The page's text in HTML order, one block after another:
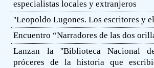
especialistas locales y extranjeros
''Leopoldo Lugones. Los escritores y
Encuentro “Narradores de las dos
Lanzan la ''Biblioteca Nacional
próceres de la historia que